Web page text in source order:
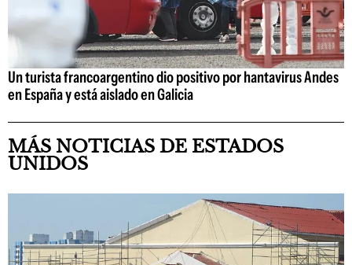
Un turista francoargentino dio positivo por hantavirus Andes
en España y está aislado en Galicia
MÁS NOTICIAS DE ESTADOS
UNIDOS